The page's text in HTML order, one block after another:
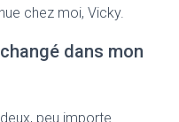
chez moi, Vicky.
dans mon
peu importe